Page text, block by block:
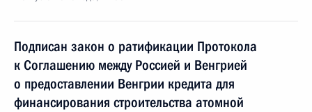
Подписан закон о ратификации Протокола
к Соглашению между Россией и Венгрией
о предоставлении Венгрии кредита для
финансирования строительства атомной